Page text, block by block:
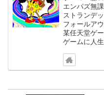
エンパズ無
ストランデ
フォールア
某任天堂ゲ
ゲームに人